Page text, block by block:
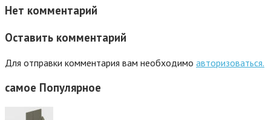
Нет комментарий
Оставить комментарий
Для отправки комментария вам необходимо авторизоваться.
самое Популярное